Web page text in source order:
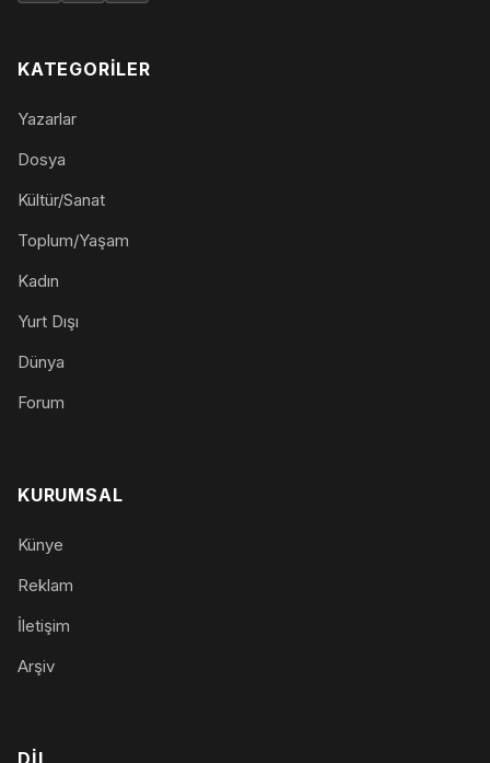
KATEGORILER
Yazarlar
Dosya
Kültür/Sanat
Toplum/Yaşam
Kadın
Yurt Dışı
Dünya
Forum
KURUMSAL
Künye
Reklam
İletişim
Arşiv